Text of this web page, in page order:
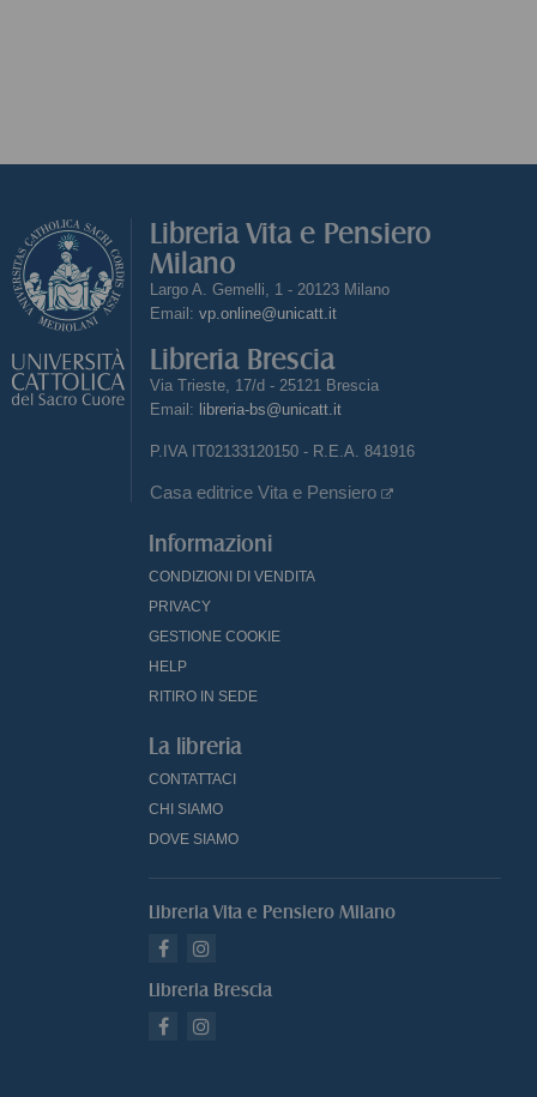
Libreria Vita e Pensiero
Milano
Largo A. Gemelli, 1 - 20123 Milano
Email: vp.online@unicatt.it
Libreria Brescia
Via Trieste, 17/d - 25121 Brescia
Email: libreria-bs@unicatt.it
P.IVA IT02133120150 - R.E.A. 841916
Casa editrice Vita e Pensiero
Informazioni
CONDIZIONI DI VENDITA
PRIVACY
GESTIONE COOKIE
HELP
RITIRO IN SEDE
La libreria
CONTATTACI
CHI SIAMO
DOVE SIAMO
Libreria Vita e Pensiero Milano
Libreria Brescia